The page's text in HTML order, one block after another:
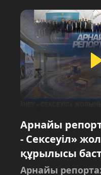
Арнайы
- Сексеуіл»
құрылысы
Арнайы